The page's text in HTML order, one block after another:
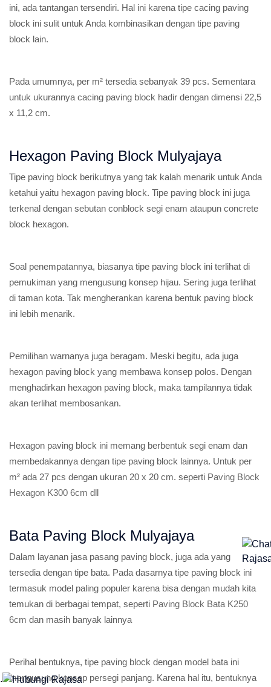
ini, ada tantangan tersendiri. Hal ini karena tipe cacing paving
block ini sulit untuk Anda kombinasikan dengan tipe paving
block lain.
Pada umumnya, per m² tersedia sebanyak 39 pcs. Sementara
untuk ukurannya cacing paving block hadir dengan dimensi 22,5
x 11,2 cm.
Hexagon Paving Block Mulyajaya
Tipe paving block berikutnya yang tak kalah menarik untuk Anda
ketahui yaitu hexagon paving block. Tipe paving block ini juga
terkenal dengan sebutan conblock segi enam ataupun concrete
block hexagon.
Soal penempatannya, biasanya tipe paving block ini terlihat di
pemukiman yang mengusung konsep hijau. Sering juga terlihat
di taman kota. Tak mengherankan karena bentuk paving block
ini lebih menarik.
Pemilihan warnanya juga beragam. Meski begitu, ada juga
hexagon paving block yang membawa konsep polos. Dengan
menghadirkan hexagon paving block, maka tampilannya tidak
akan terlihat membosankan.
Hexagon paving block ini memang berbentuk segi enam dan
membedakannya dengan tipe paving block lainnya. Untuk per
m² ada 27 pcs dengan ukuran 20 x 20 cm. seperti Paving Block
Hexagon K300 6cm dll
Bata Paving Block Mulyajaya
Dalam layanan jasa pasang paving block, juga ada yang
tersedia dengan tipe bata. Pada dasarnya tipe paving block ini
termasuk model paling populer karena bisa dengan mudah kita
temukan di berbagai tempat, seperti Paving Block Bata K250
6cm dan masih banyak lainnya
Perihal bentuknya, tipe paving block dengan model bata ini
mengusung konsep persegi panjang. Karena hal itu, bentuknya
.